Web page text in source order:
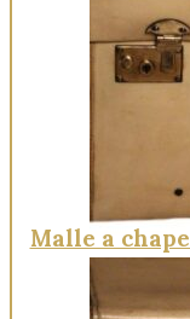
Malle a